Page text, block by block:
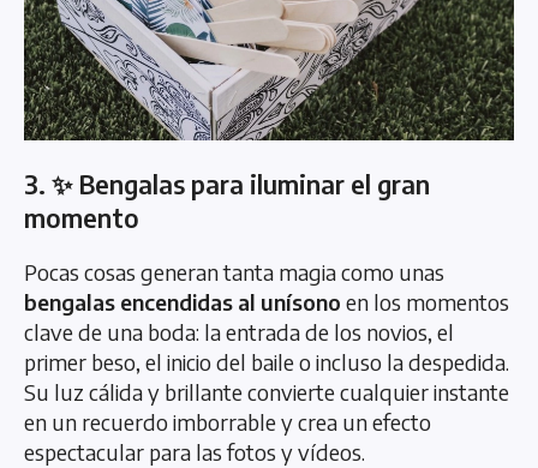
3. ✨ Bengalas para iluminar el gran
momento
Pocas cosas generan tanta magia como unas
bengalas encendidas al unísono en los momentos
clave de una boda: la entrada de los novios, el
primer beso, el inicio del baile o incluso la despedida.
Su luz cálida y brillante convierte cualquier instante
en un recuerdo imborrable y crea un efecto
espectacular para las fotos y vídeos.